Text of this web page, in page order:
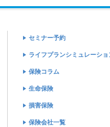
セミナー予約
ライフプランシミュレーショ
保険コラム
生命保険
損害保険
保険会社一覧